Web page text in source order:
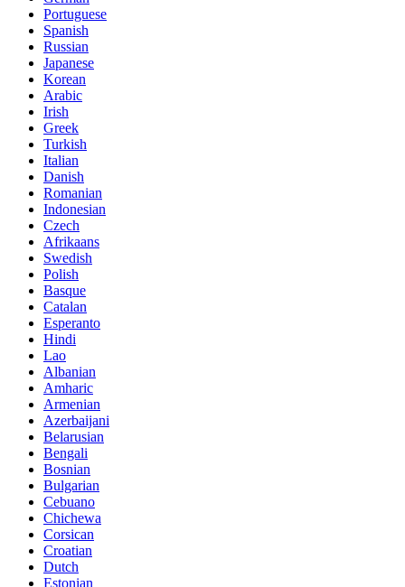
Portuguese
Spanish
Russian
Japanese
Korean
Arabic
Irish
Greek
Turkish
Italian
Danish
Romanian
Indonesian
Czech
Afrikaans
Swedish
Polish
Basque
Catalan
Esperanto
Hindi
Lao
Albanian
Amharic
Armenian
Azerbaijani
Belarusian
Bengali
Bosnian
Bulgarian
Cebuano
Chichewa
Corsican
Croatian
Dutch
Estonian